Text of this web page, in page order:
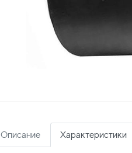
Описание Характеристики